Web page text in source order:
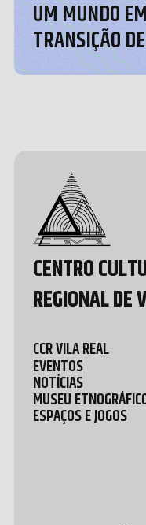
UM MUNDO
TRANSIÇÃO
CENTRO
REGIONAL DE
CCR VILA REAL
EVENTOS
NOTÍCIAS
MUSEU
ESPAÇOS E JOGOS
Development
Quental